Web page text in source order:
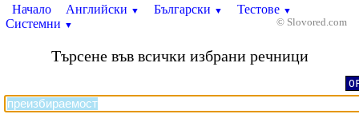
Начало Английски ▼ Български ▼ Тестове ▼
Системни ▼ © Slovored.com
Търсене във всички избрани речници